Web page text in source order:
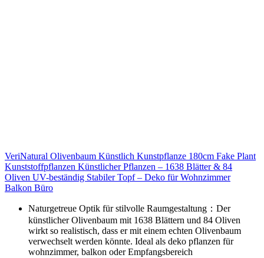
VeriNatural Olivenbaum Künstlich Kunstpflanze 180cm Fake Plant
Kunststoffpflanzen Künstlicher Pflanzen – 1638 Blätter & 84
Oliven UV-beständig Stabiler Topf – Deko für Wohnzimmer
Balkon Büro
Naturgetreue Optik für stilvolle Raumgestaltung：Der
künstlicher Olivenbaum mit 1638 Blättern und 84 Oliven
wirkt so realistisch, dass er mit einem echten Olivenbaum
verwechselt werden könnte. Ideal als deko pflanzen für
wohnzimmer, balkon oder Empfangsbereich